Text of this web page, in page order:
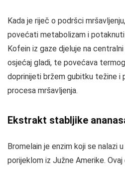
Kada je riječ o podršci
povećati metabolizam i potaknuti
Kofein iz gaze djeluje na
osjećaj gladi, te povećava
doprinijeti bržem gubitku težine i
procesa mršavljenja.
Ekstrakt stabljike
Bromelain je enzim koji se nalazi
porijeklom iz Južne Amerike.